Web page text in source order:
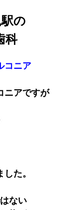
の
科
コニア
ニアですが
た。
ない